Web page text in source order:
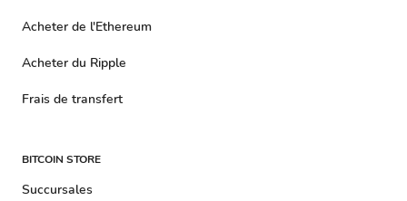
Acheter de l'Ethereum
Acheter du Ripple
Frais de transfert
BITCOIN STORE
Succursales